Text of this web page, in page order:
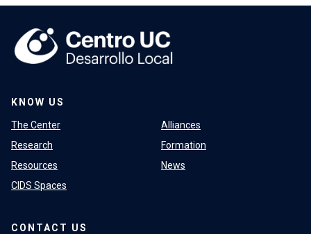
KNOW US
The Center
Research
Resources
CIDS Spaces
Alliances
Formation
News
CONTACT US